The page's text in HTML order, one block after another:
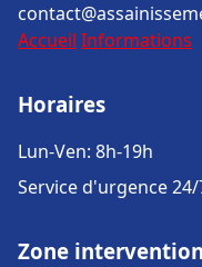
Accueil Informations
Horaires
Lun-Ven: 8h-19h
Service d'urgence
Zone intervention